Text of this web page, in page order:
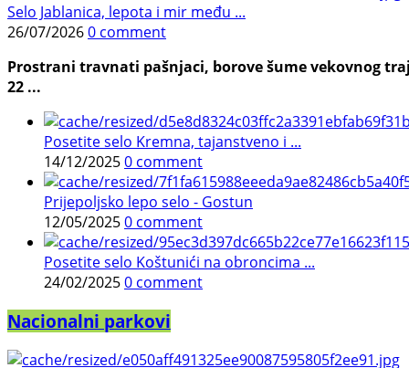
Selo Jablanica, lepota i mir među ...
26/07/20260 comment
Prostrani travnati pašnjaci, borove šume vekovnog
22 ...
Posetite selo Kremna, tajanstveno i ...
14/12/20250 comment
Prijepoljsko lepo selo - Gostun
12/05/20250 comment
Posetite selo Koštunići na obroncima ...
24/02/20250 comment
Nacionalni parkovi